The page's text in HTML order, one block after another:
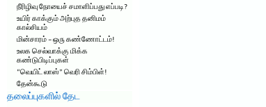
நீரிழிவு நோயைச் சமாளிப்பது எப்படி?
உயிர் காக்கும் அற்புத தனிமம்
கால்சியம்
மின்சாரம் – ஒரு கண்ணோட்டம்!
உலக செல்வாக்கு மிக்க
கண்டுபிடிப்புகள்
“வெயிட் லாஸ்” வெரி சிம்பிள்!
தேன்கூடு
தலைப்புகளில் தேட